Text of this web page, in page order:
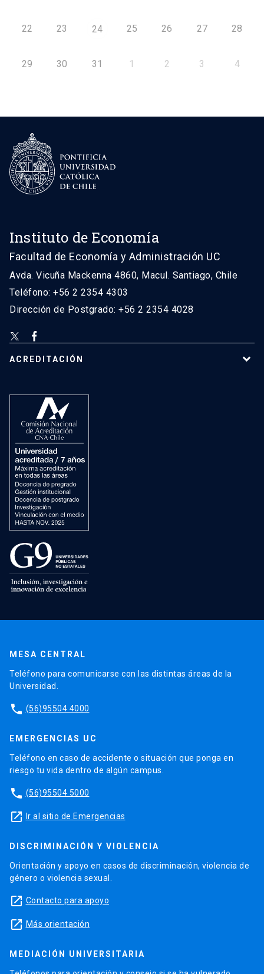
22 23 24 25 26 27 28
29 30 31 1 2 3 4
Instituto de Economía
Facultad de Economía y Administración UC
Avda. Vicuña Mackenna 4860, Macul. Santiago, Chile
Teléfono: +56 2 2354 4303
Dirección de Postgrado: +56 2 2354 4028
ACREDITACIÓN
MESA CENTRAL
Teléfono para comunicarse con las distintas áreas de la
Universidad.
phone (56)95504 4000
EMERGENCIAS UC
Teléfono en caso de accidente o situación que ponga en
riesgo tu vida dentro de algún campus.
phone (56)95504 5000
launch Ir al sitio de Emergencias
DISCRIMINACIÓN Y VIOLENCIA
Orientación y apoyo en casos de discriminación, violencia de
género o violencia sexual.
launch Contacto para apoyo
launch Más orientación
MEDIACIÓN UNIVERSITARIA